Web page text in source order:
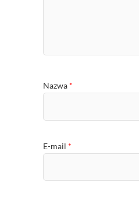
Nazwa *
E-mail *